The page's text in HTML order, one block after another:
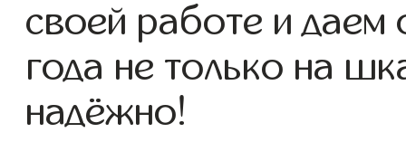
своей работе и
года не только на
надёжно!